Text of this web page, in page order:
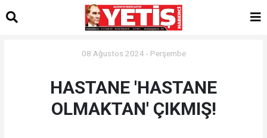
08 Ağustos 2024 - Perşembe
HASTANE 'HASTANE
OLMAKTAN' ÇIKMIŞ!